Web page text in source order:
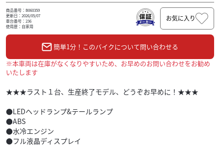
商品番号：B060359
更新日：2026/05/07
車台番号：236
使用歴：自家用
お気に入り
簡単1分！このバイクについて問い合わせる
※本車両は在庫がなくなりやすいため、お早めのお問い合わせをお勧め
いたします
★★★ラスト１台、生産終了モデル、どうぞお早めに！★★★
●LEDヘッドランプ&テールランプ
●ABS
●水冷エンジン
●フル液晶ディスプレイ